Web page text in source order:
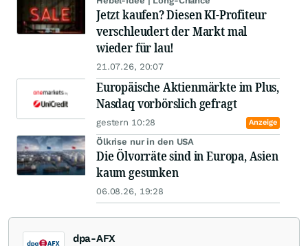
Jetzt kaufen? Diesen KI-Profiteur
verschleudert der Markt mal
wieder für lau!
21.07.26, 20:07
Europäische Aktienmärkte im Plus,
Nasdaq vorbörslich gefragt
gestern 10:28 Anzeige
Ölkrise nur in den USA
Die Ölvorräte sind in Europa, Asien
kaum gesunken
06.08.26, 19:28
dpa-AFX